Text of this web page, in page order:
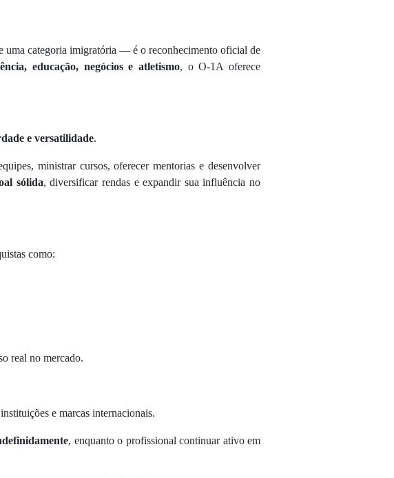
uma categoria imigratória — é o reconhecimento oficial de
educação, negócios e atletismo, o O-1A oferece
e versatilidade.
ministrar cursos, oferecer mentorias e desenvolver
sólida, diversificar rendas e expandir sua influência no
como:
real no mercado.
e marcas internacionais.
, enquanto o profissional continuar ativo em